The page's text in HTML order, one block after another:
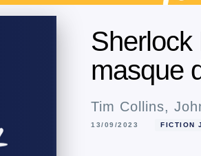
Sherlock
masque
Tim Collins,
13/09/2023 FICTION